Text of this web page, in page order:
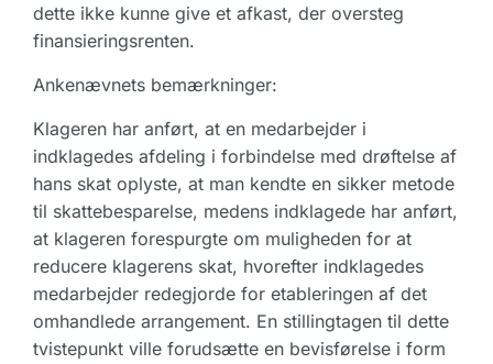
dette ikke kunne give et afkast, der oversteg
finansieringsrenten.
Ankenævnets bemærkninger:
Klageren har anført, at en medarbejder i
indklagedes afdeling i forbindelse med drøftelse af
hans skat oplyste, at man kendte en sikker metode
til skattebesparelse, medens indklagede har anført,
at klageren forespurgte om muligheden for at
reducere klagerens skat, hvorefter indklagedes
medarbejder redegjorde for etableringen af det
omhandlede arrangement. En stillingtagen til dette
tvistepunkt ville forudsætte en bevisførelse i form